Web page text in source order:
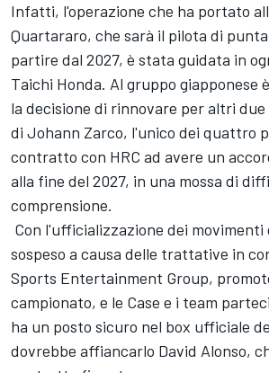
Infatti, l'operazione che ha portato
Quartararo, che sarà il pilota di
partire dal 2027, è stata guidata in
Taichi Honda. Al gruppo giapponese
la decisione di rinnovare per altri
di Johann Zarco, l'unico dei quattro
contratto con HRC ad avere un
alla fine del 2027, in una mossa di
comprensione.
Con l'ufficializzazione dei movimenti
sospeso a causa delle trattative in
Sports Entertainment Group,
campionato, e le Case e i team
ha un posto sicuro nel box ufficiale
dovrebbe affiancarlo David Alonso,